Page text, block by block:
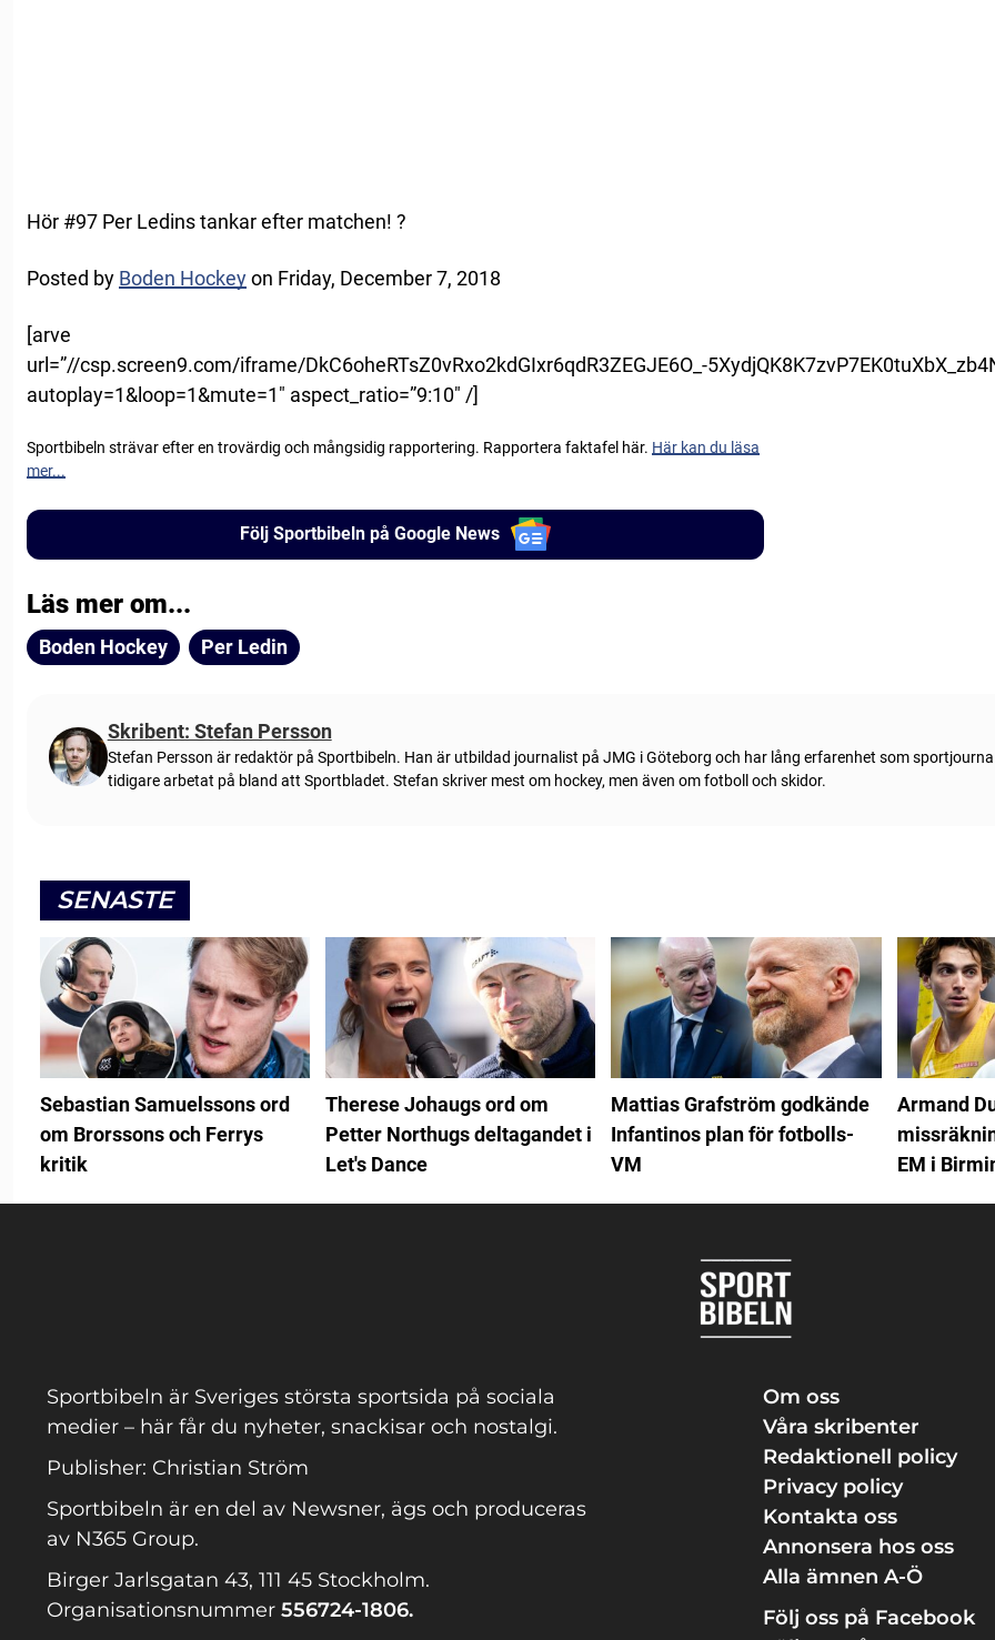
Hör #97 Per Ledins tankar efter matchen! ?
Posted by Boden Hockeyon Friday, December 7, 2018
[arve
url=”//csp.screen9.com/iframe/DkC6oheRTsZ0vRxo2kdGIxr6qdR3ZEGJE6O_-
autoplay=1&loop=1&mute=1″ aspect_ratio=”9:10″ /]
Sportbibeln strävar efter en trovärdig och mångsidig rapportering. Rapportera faktafel här. Här kan du läsa
mer...
Följ Sportbibeln på Google News
Läs mer om...
Boden Hockey Per Ledin
Skribent: Stefan Persson
Stefan Persson är redaktör på Sportbibeln. Han är utbildad journalist på JMG i Göteborg och har lång erfarenhet som
tidigare arbetat på bland att Sportbladet. Stefan skriver mest om hockey, men även om fotboll och skidor.
SENASTE
Sebastian Samuelssons ord
om Brorssons och Ferrys
kritik
Therese Johaugs ord om
Petter Northugs deltagandet i
Let's Dance
Mattias Grafström godkände
Infantinos plan för fotbolls-
VM
Armand
EM i
Sportbibeln är Sveriges största sportsida på sociala
medier – här får du nyheter, snackisar och nostalgi.
Publisher: Christian Ström
Sportbibeln är en del av Newsner, ägs och produceras
av N365 Group.
Birger Jarlsgatan 43, 111 45 Stockholm.
Organisationsnummer 556724-1806.
Om oss
Våra skribenter
Redaktionell policy
Privacy policy
Kontakta oss
Annonsera hos oss
Alla ämnen A-Ö
Följ oss på Facebook